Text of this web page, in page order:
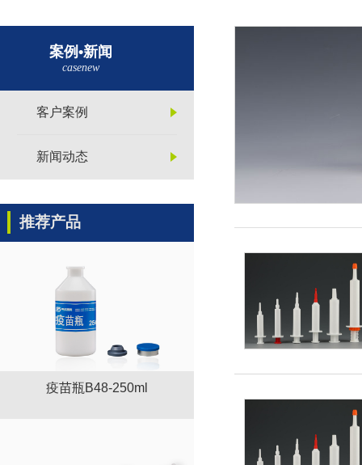
案例•新闻
casenew
客户案例
新闻动态
推荐产品
疫苗瓶B48-250ml